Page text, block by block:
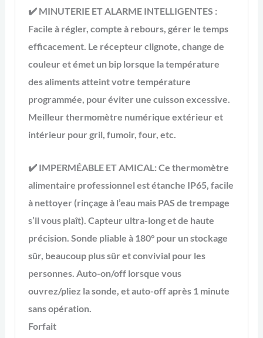
✔️ MINUTERIE ET ALARME INTELLIGENTES :
Facile à régler, compte à rebours, gérer le temps
efficacement. Le récepteur clignote, change de
couleur et émet un bip lorsque la température
des aliments atteint votre température
programmée, pour éviter une cuisson excessive.
Meilleur thermomètre numérique extérieur et
intérieur pour gril, fumoir, four, etc.
✔️ IMPERMÉABLE ET AMICAL: Ce thermomètre
alimentaire professionnel est étanche IP65, facile
à nettoyer (rinçage à l’eau mais PAS de trempage
s’il vous plaît). Capteur ultra-long et de haute
précision. Sonde pliable à 180° pour un stockage
sûr, beaucoup plus sûr et convivial pour les
personnes. Auto-on/off lorsque vous
ouvrez/pliez la sonde, et auto-off après 1 minute
sans opération.
Forfait